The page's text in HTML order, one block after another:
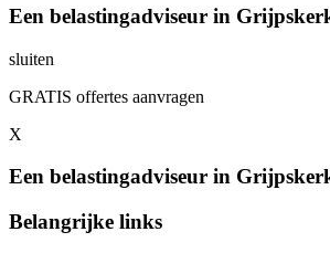
Een belastingadviseur in
sluiten
GRATIS offertes aanvragen
X
Een belastingadviseur in
Belangrijke links